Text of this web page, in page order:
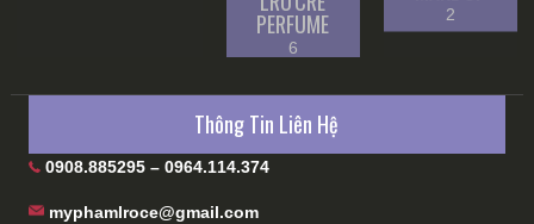
PERFUME
6
2
Thông Tin Liên Hệ
0908.885295 – 0964.114.374
myphamlroce@gmail.com